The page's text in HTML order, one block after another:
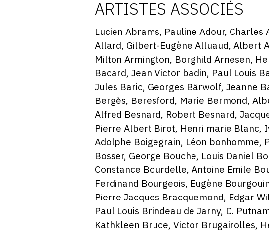
ARTISTES ASSOCIÉS
Lucien Abrams, Pauline Adour,
Allard, Gilbert-Eugène Alluaud, Albert
Milton Armington, Borghild Arnesen,
Bacard, Jean Victor badin, Paul Louis
Jules Baric, Georges Bärwolf, Jeanne
Bergès, Beresford, Marie Bermond,
Alfred Besnard, Robert Besnard,
Pierre Albert Birot, Henri marie Blanc,
Adolphe Boigegrain, Léon bonhomme,
Bosser, George Bouche, Louis Daniel
Constance Bourdelle, Antoine Emile
Ferdinand Bourgeois, Eugène
Pierre Jacques Bracquemond, Edgar
Paul Louis Brindeau de Jarny, D.
Kathkleen Bruce, Victor Brugairolles,